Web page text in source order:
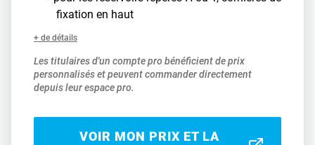
fixation en haut
+ de détails
Les titulaires d'un compte pro bénéficient de prix
personnalisés et peuvent commander directement
depuis leur espace pro.
VOIR MON PRIX ET LA